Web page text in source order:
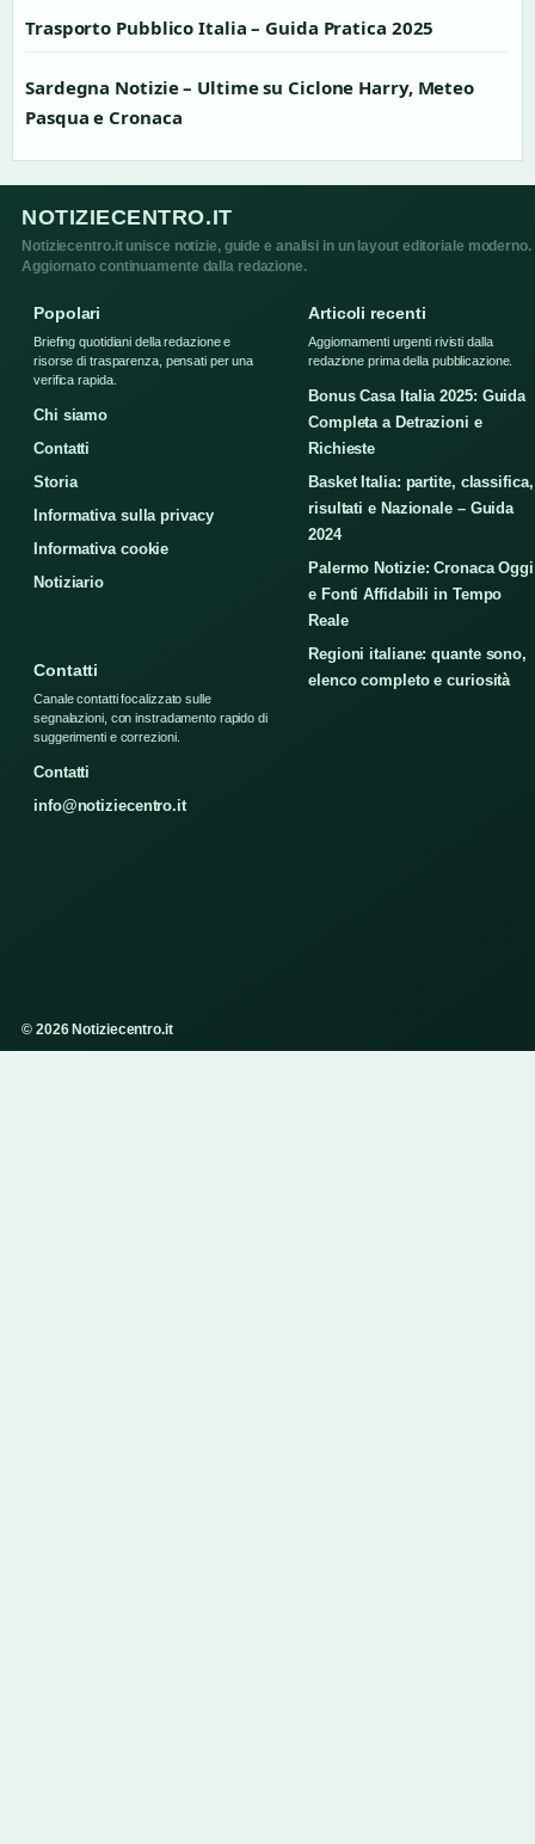
Trasporto Pubblico Italia – Guida Pratica 2025
Sardegna Notizie – Ultime su Ciclone Harry, Meteo
Pasqua e Cronaca
NOTIZIECENTRO.IT
Notiziecentro.it unisce notizie, guide e analisi in un layout editoriale moderno.
Aggiornato continuamente dalla redazione.
Popolari
Briefing quotidiani della redazione e
risorse di trasparenza, pensati per una
verifica rapida.
Chi siamo
Contatti
Storia
Informativa sulla privacy
Informativa cookie
Notiziario
Articoli recenti
Aggiornamenti urgenti rivisti dalla
redazione prima della pubblicazione.
Bonus Casa Italia 2025: Guida
Completa a Detrazioni e
Richieste
Basket Italia: partite, classifica,
risultati e Nazionale – Guida
2024
Palermo Notizie: Cronaca Oggi
e Fonti Affidabili in Tempo
Reale
Regioni italiane: quante sono,
elenco completo e curiosità
Contatti
Canale contatti focalizzato sulle
segnalazioni, con instradamento rapido di
suggerimenti e correzioni.
Contatti
info@notiziecentro.it
© 2026 Notiziecentro.it